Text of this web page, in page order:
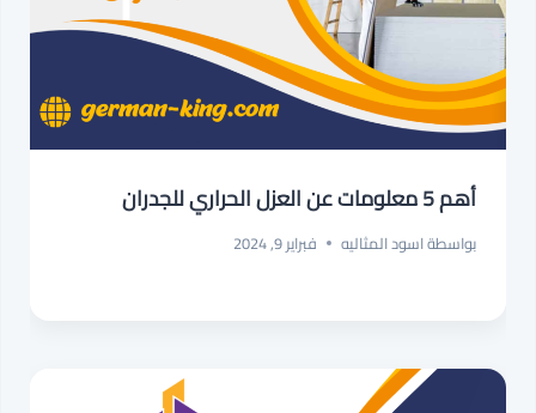
أهم 5 معلومات عن العزل الحراري للجدران
بواسطةاسود المثاليه فبراير 9, 2024